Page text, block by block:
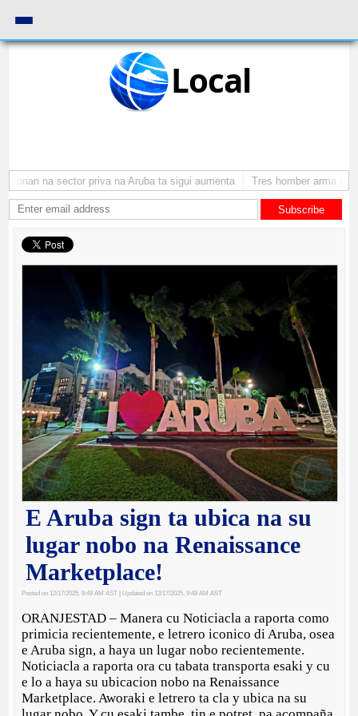
Local
na sector priva na Aruba ta sigui aumenta Tres homber arma a
Subscribe
E Aruba sign ta ubica na su
lugar nobo na Renaissance
Marketplace!
Posted on 12/17/2025, 9:49 AM AST | Updated on 12/17/2025, 9:49 AM AST
ORANJESTAD – Manera cu Noticiacla a raporta como
primicia recientemente, e letrero iconico di Aruba, osea
e Aruba sign, a haya un lugar nobo recientemente.
Noticiacla a raporta ora cu tabata transporta esaki y cu
e lo a haya su ubicacion nobo na Renaissance
Marketplace. Aworaki e letrero ta cla y ubica na su